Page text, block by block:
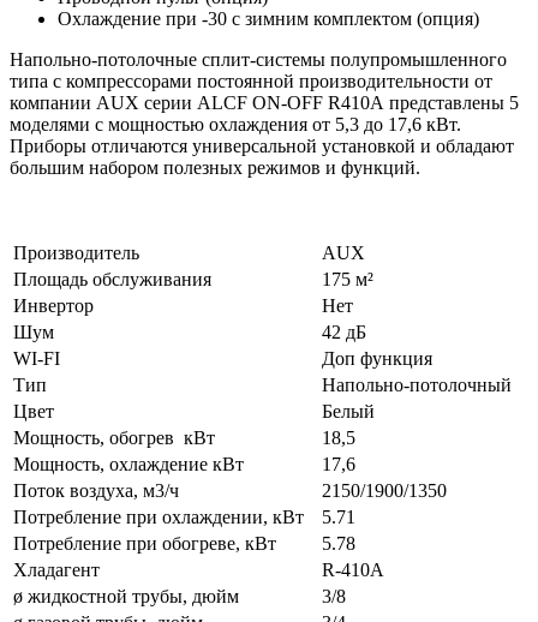
Охлаждение при -30 с зимним комплектом (опция)
Напольно-потолочные сплит-системы полупромышленного
типа с компрессорами постоянной производительности от
компании AUX серии ALCF ON-OFF R410A представлены 5
моделями с мощностью охлаждения от 5,3 до 17,6 кВт.
Приборы отличаются универсальной установкой и обладают
большим набором полезных режимов и функций.
Производитель
AUX
Площадь обслуживания
175 м²
Инвертор
Нет
Шум
42 дБ
WI-FI
Доп функция
Тип
Напольно-потолочный
Цвет
Белый
Мощность, обогрев кВт
18,5
Мощность, охлаждение кВт
17,6
Поток воздуха, м3/ч
2150/1900/1350
Потребление при охлаждении, кВт
5.71
Потребление при обогреве, кВт
5.78
Хладагент
R-410A
ø жидкостной трубы, дюйм
3/8